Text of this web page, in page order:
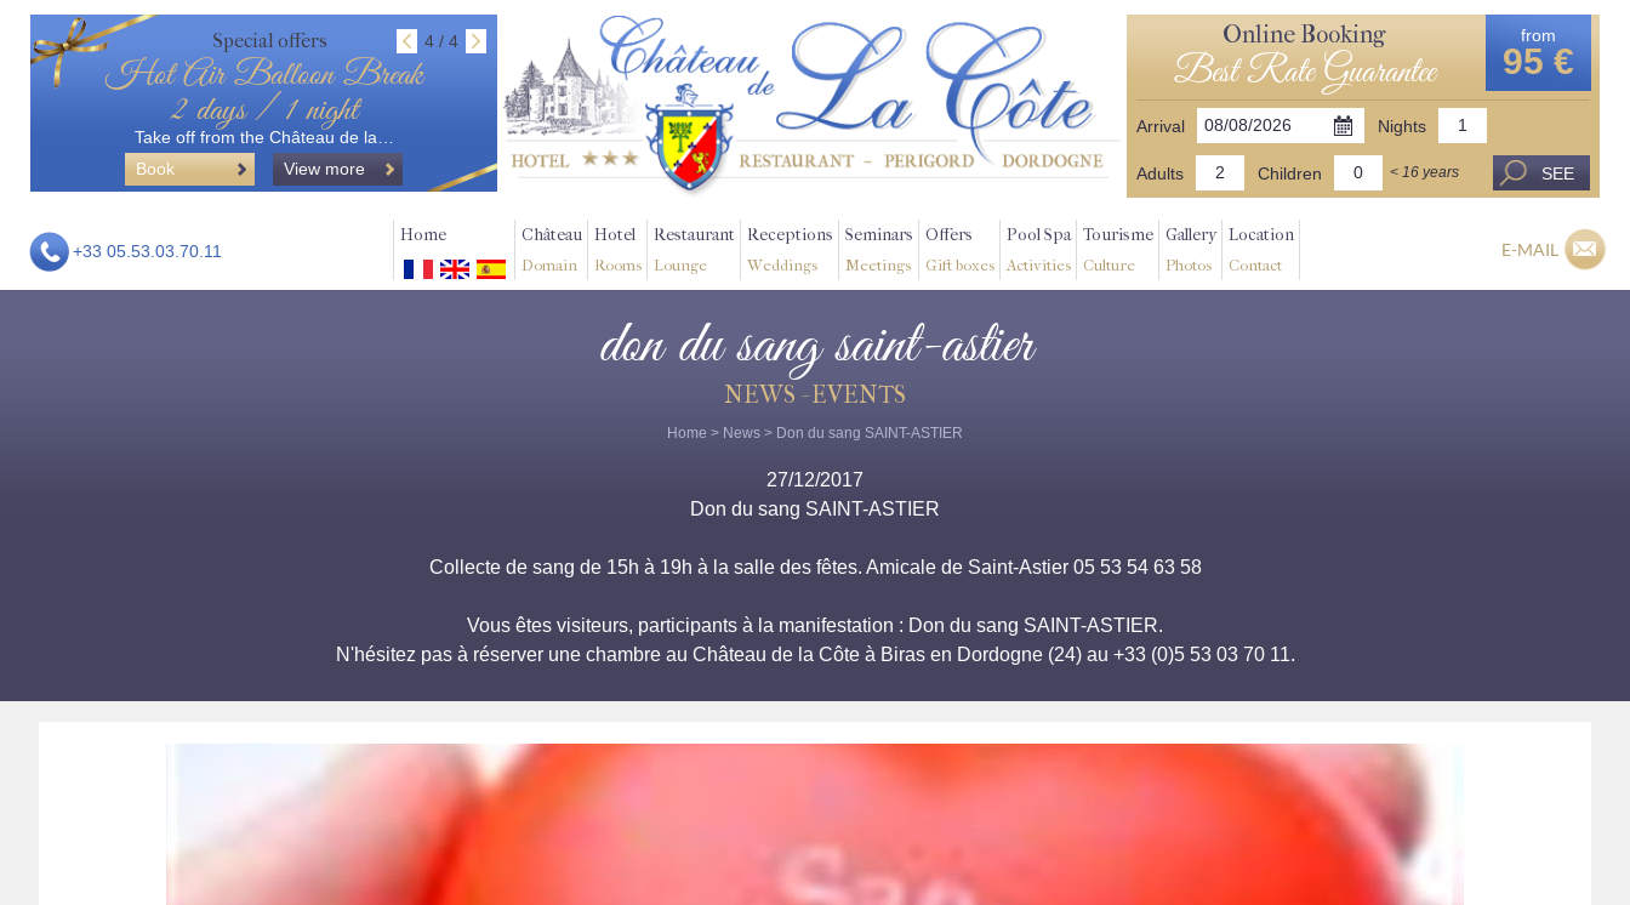
Special offers 4 / 4
Hot Air Balloon Break
2 days / 1 night
Take off from the Château de la…
Book
View more
Online Booking
Best Rate Guarantee
from
95 €
Arrival Nights
Adults Children < 16 years SEE
+33 05.53.03.70.11
Home Château
Domain
Hotel
Rooms
Restaurant
Lounge
Receptions
Weddings
Seminars
Meetings
Offers
Gift boxes
Pool Spa
Activities
Tourisme
Culture
Gallery
Photos
Location
Contact
E-MAIL
don du sang saint-astier
NEWS - EVENTS
Home > News > Don du sang SAINT-ASTIER
27/12/2017
Don du sang SAINT-ASTIER
Collecte de sang de 15h à 19h à la salle des fêtes. Amicale de Saint-Astier 05 53 54 63 58
Vous êtes visiteurs, participants à la manifestation : Don du sang SAINT-ASTIER.
N'hésitez pas à réserver une chambre au Château de la Côte à Biras en Dordogne (24) au +33 (0)5 53 03 70 11.